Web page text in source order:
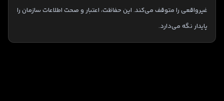
غیرواقعی را متوقف می‌کند. این حفاظت، اعتبار و صحت اطلاعات سازمان را
پایدار نگه می‌دارد.